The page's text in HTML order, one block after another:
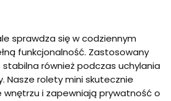
sprawdza się w codziennym
funkcjonalność. Zastosowany
również podczas uchylania
Nasze rolety mini skutecznie
i zapewniają prywatność o